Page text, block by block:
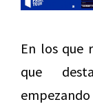
En los que
que